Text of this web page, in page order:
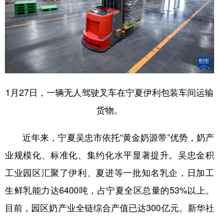
1月27日，一辆无人驾驶叉车在宁夏伊利包装车间运输
货物。
近年来，宁夏吴忠市依托“黄金奶源带”优势，奶产
业规模化、标准化、集约化水平显著提升。吴忠金积
工业园区汇聚了伊利、夏进等一批知名乳企，日加工
生鲜乳能力达6400吨，占宁夏全区总量的53%以上。
目前，园区奶产业全链综合产值已达300亿元。新华社